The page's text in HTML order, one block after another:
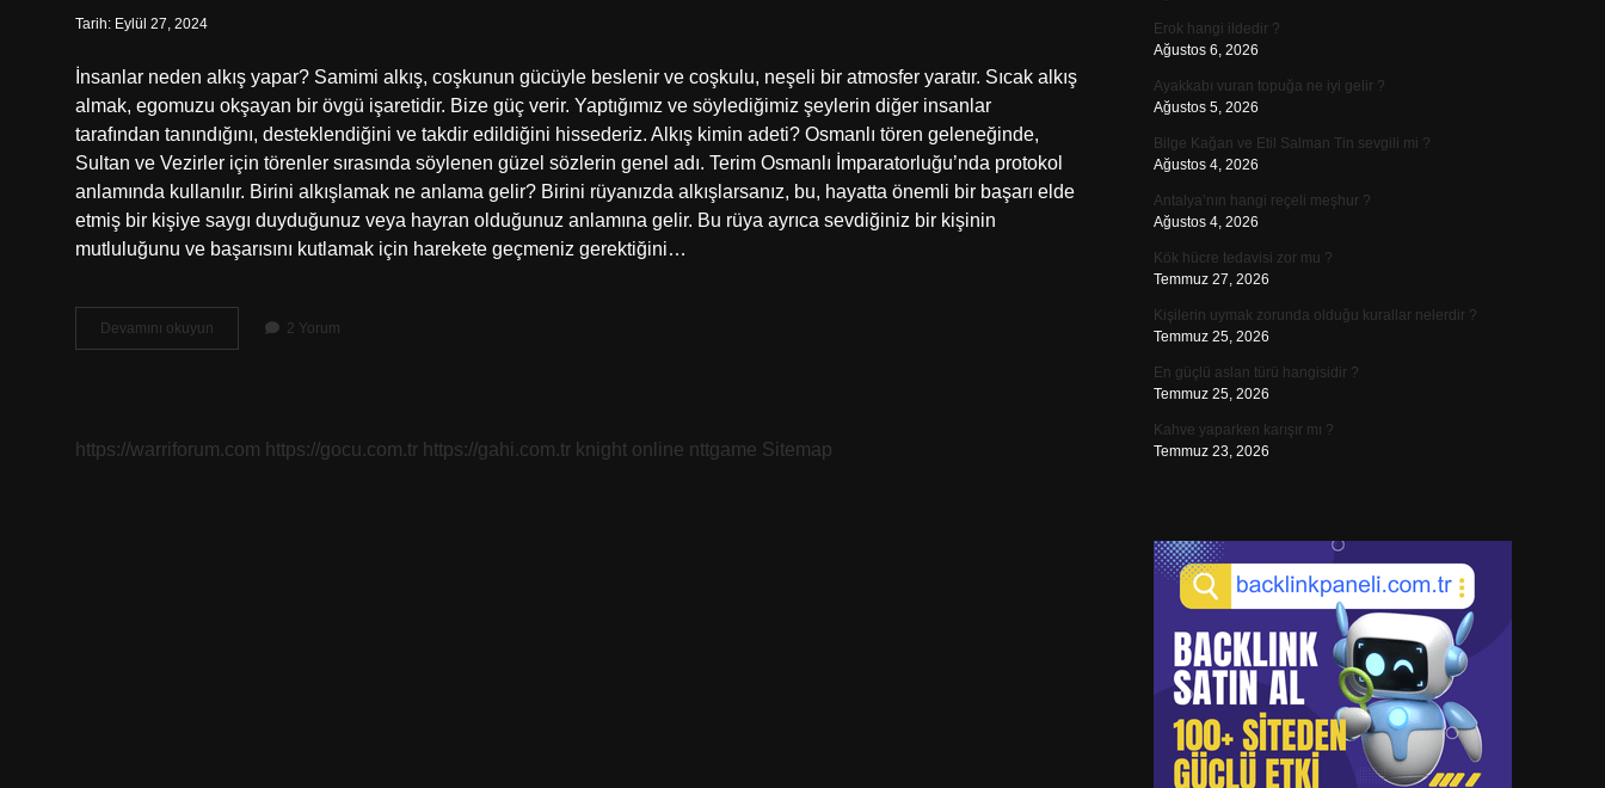
Tarih: Eylül 27, 2024
İnsanlar neden alkış yapar? Samimi alkış, coşkunun gücüyle beslenir ve coşkulu, neşeli bir atmosfer yaratır. Sıcak alkış
almak, egomuzu okşayan bir övgü işaretidir. Bize güç verir. Yaptığımız ve söylediğimiz şeylerin diğer insanlar
tarafından tanındığını, desteklendiğini ve takdir edildiğini hissederiz. Alkış kimin adeti? Osmanlı tören geleneğinde,
Sultan ve Vezirler için törenler sırasında söylenen güzel sözlerin genel adı. Terim Osmanlı İmparatorluğu’nda protokol
anlamında kullanılır. Birini alkışlamak ne anlama gelir? Birini rüyanızda alkışlarsanız, bu, hayatta önemli bir başarı elde
etmiş bir kişiye saygı duyduğunuz veya hayran olduğunuz anlamına gelir. Bu rüya ayrıca sevdiğiniz bir kişinin
mutluluğunu ve başarısını kutlamak için harekete geçmeniz gerektiğini…
Devamını okuyun
Neden
2 Yorum
https://warriforum.com https://gocu.com.tr https://gahi.com.tr knight online nttgame Sitemap
Erok hangi ildedir ?
Ağustos 6, 2026
Ayakkabı vuran topuğa ne iyi gelir ?
Ağustos 5, 2026
Bilge Kağan ve Etil Salman Tin sevgili mi ?
Ağustos 4, 2026
Antalya’nın hangi reçeli meşhur ?
Ağustos 4, 2026
Kök hücre tedavisi zor mu ?
Temmuz 27, 2026
Kişilerin uymak zorunda olduğu kurallar nelerdir ?
Temmuz 25, 2026
En güçlü aslan türü hangisidir ?
Temmuz 25, 2026
Kahve yaparken karışır mı ?
Temmuz 23, 2026